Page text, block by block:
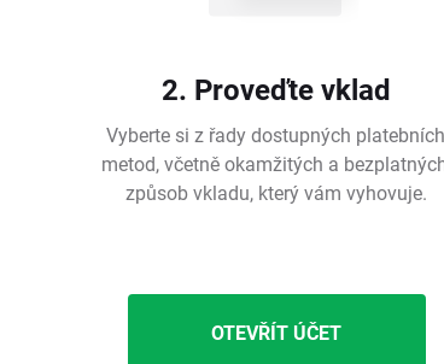
2. Proveďte vklad
Vyberte si z řady dostupných platebních
metod, včetně okamžitých a
způsob vkladu, který vám vyhovuje.
OTEVŘÍT ÚČET